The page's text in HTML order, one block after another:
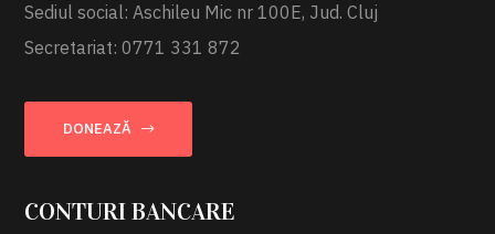
Sediul social: Aschileu Mic nr 100E, Jud. Cluj
Secretariat: 0771 331 872
DONEAZĂ
CONTURI BANCARE